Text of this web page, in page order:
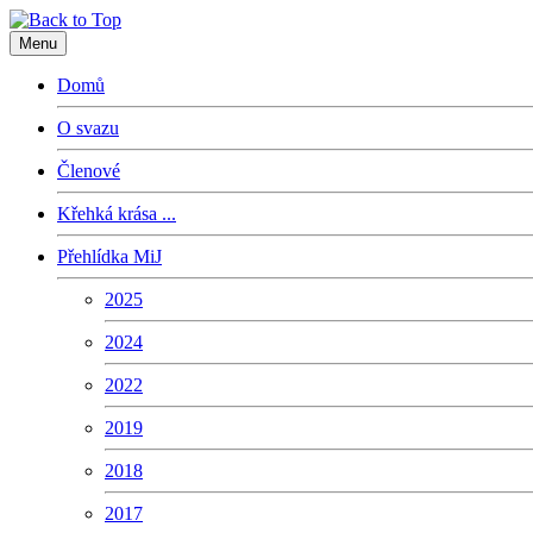
Menu
Domů
O svazu
Členové
Křehká krása ...
Přehlídka MiJ
2025
2024
2022
2019
2018
2017